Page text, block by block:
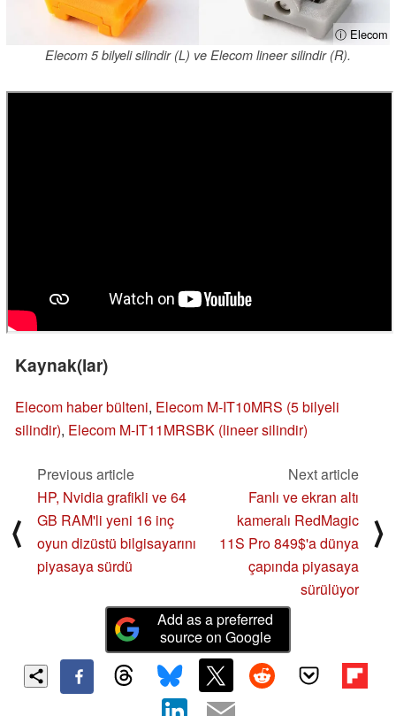
ⓘ Elecom
Elecom 5 bilyeli silindir (L) ve Elecom lineer silindir (R).
Kaynak(lar)
Elecom haber bülteni, Elecom M-IT10MRS (5 bilyeli
silindir), Elecom M-IT11MRSBK (lineer silindir)
⟨
Previous article
HP, Nvidia grafikli ve 64
GB RAM'li yeni 16 inç
oyun dizüstü bilgisayarını
piyasaya sürdü
Next article
Fanlı ve ekran altı
kameralı RedMagic
11S Pro 849$'a dünya
çapında piyasaya
sürülüyor
⟩
Add as a preferred
source on Google